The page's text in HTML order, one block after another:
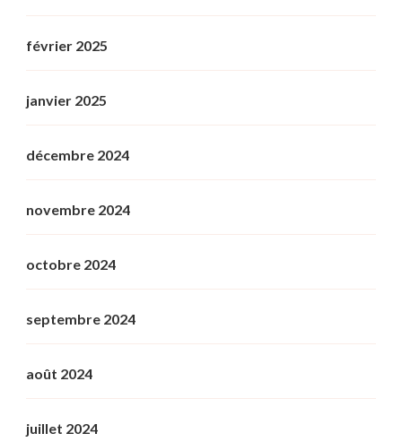
février 2025
janvier 2025
décembre 2024
novembre 2024
octobre 2024
septembre 2024
août 2024
juillet 2024